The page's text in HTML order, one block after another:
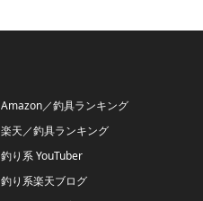
Amazon／釣具ランキング
楽天／釣具ランキング
釣り系 YouTuber
釣り系楽天ブログ